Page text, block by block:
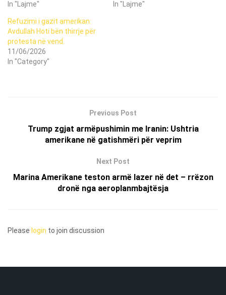
In "Lajme"
In "Lajme"
Refuzimi i gazit amerikan:
Avdullah Hoti bën thirrje për
protesta në vend.
11/06/2026
In "Category"
Previous Post
Trump zgjat armëpushimin me Iranin: Ushtria
amerikane në gatishmëri për veprim
Next Post
Marina Amerikane teston armë lazer në det – rrëzon
dronë nga aeroplanmbajtësja
Please login to join discussion